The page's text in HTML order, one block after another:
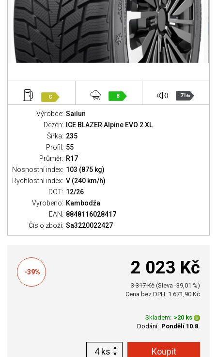
C B 71dB
Výrobce: Sailun
Dezén:
ICE BLAZER Alpine EVO 2 XL
Šířka: 235
Profil: 55
Průměr: R17
Nosnostní index: 103 (875 kg)
Rychlostní index: V (240 km/h)
DOT: 12/26
Vyrobeno: Kambodža
EAN: 8848116028417
Číslo zboží: Sa3220022427
-39% 2 023 Kč
3 317 Kč (Sleva -39,01 %)
Cena bez DPH: 1 671,90 Kč
Skladem: >20 ks
Dodání: Pondělí 10.8.
ks